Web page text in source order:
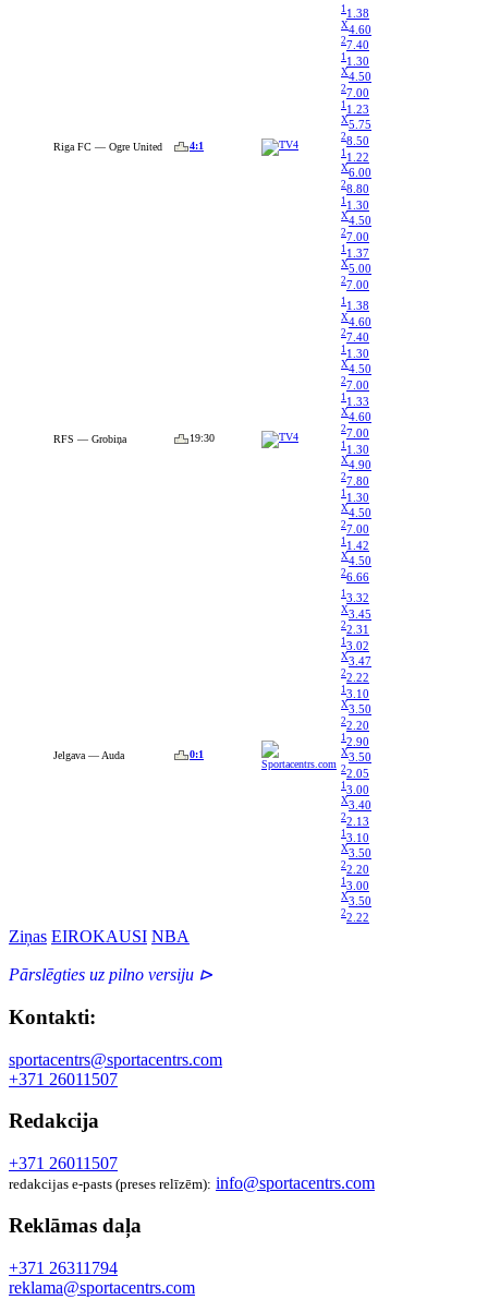
Riga FC — Ogre United 4:1
1 1.38
X4.60
27.40
1 1.30
X4.50
27.00
1 1.23
X5.75
28.50
1 1.22
X6.00
28.80
1 1.30
X4.50
27.00
1 1.37
X5.00
27.00
RFS — Grobiņa 19:30
1 1.38
X4.60
27.40
1 1.30
X4.50
27.00
1 1.33
X4.60
27.00
1 1.30
X4.90
27.80
1 1.30
X4.50
27.00
1 1.42
X4.50
26.66
Jelgava — Auda 0:1
13.32
X3.45
22.31
13.02
X3.47
22.22
13.10
X3.50
22.20
12.90
X3.50
22.05
13.00
X3.40
22.13
13.10
X3.50
22.20
13.00
X3.50
22.22
Ziņas EIROKAUSI NBA
Pārslēgties uz pilno versiju ⊳
Kontakti:
sportacentrs@sportacentrs.com
+371 26011507
Redakcija
+371 26011507
redakcijas e-pasts (preses relīzēm): info@sportacentrs.com
Reklāmas daļa
+371 26311794
reklama@sportacentrs.com